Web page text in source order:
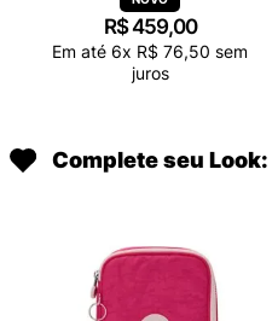
R$459,00
Em até 6x R$ 76,50 sem
juros
Complete seu Look: